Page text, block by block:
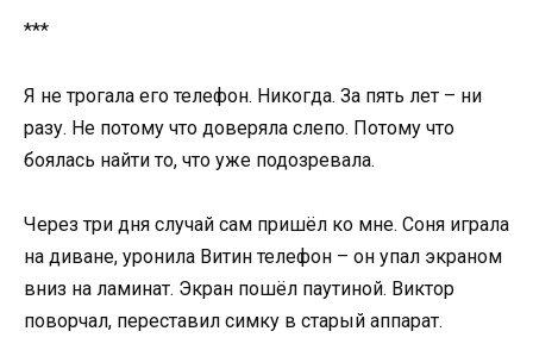
***
Я не трогала его телефон. Никогда. За пять лет – ни
разу. Не потому что доверяла слепо. Потому что
боялась найти то, что уже подозревала.
Через три дня случай сам пришёл ко мне. Соня играла
на диване, уронила Витин телефон – он упал экраном
вниз на ламинат. Экран пошёл паутиной. Виктор
поворчал, переставил симку в старый аппарат.